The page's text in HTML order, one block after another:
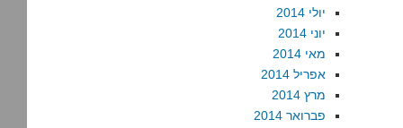
יולי 2014
יוני 2014
מאי 2014
אפריל 2014
מרץ 2014
פברואר 2014